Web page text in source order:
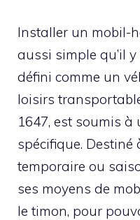
Installer un mobil-
aussi simple qu’il
défini comme un
loisirs
1647, est soumis
spécifique.
temporaire ou
ses moyens de
le timon, pour